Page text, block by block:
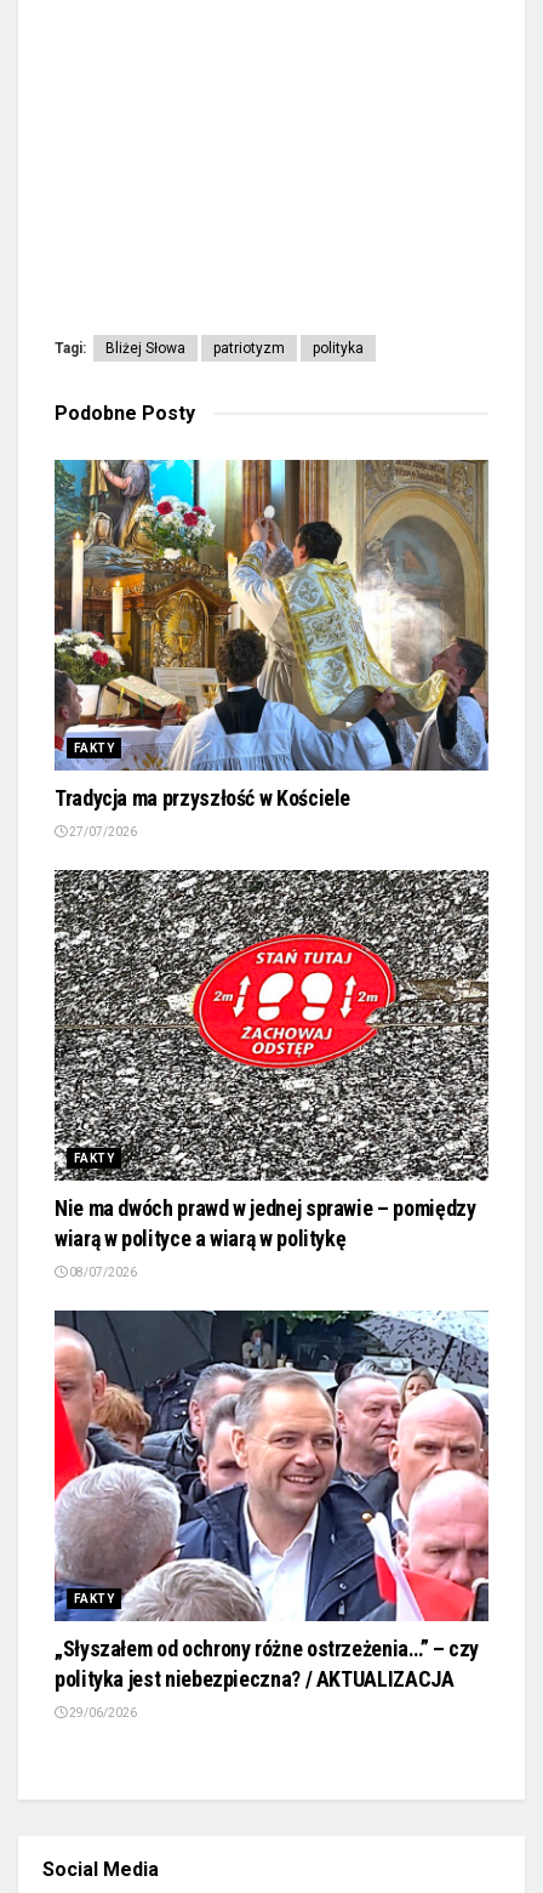
Tagi: Bliżej Słowa patriotyzm polityka
Podobne Posty
FAKTY
Tradycja ma przyszłość w Kościele
27/07/2026
FAKTY
Nie ma dwóch prawd w jednej sprawie – pomiędzy
wiarą w polityce a wiarą w politykę
08/07/2026
FAKTY
„Słyszałem od ochrony różne ostrzeżenia…” – czy
polityka jest niebezpieczna? / AKTUALIZACJA
29/06/2026
Social Media